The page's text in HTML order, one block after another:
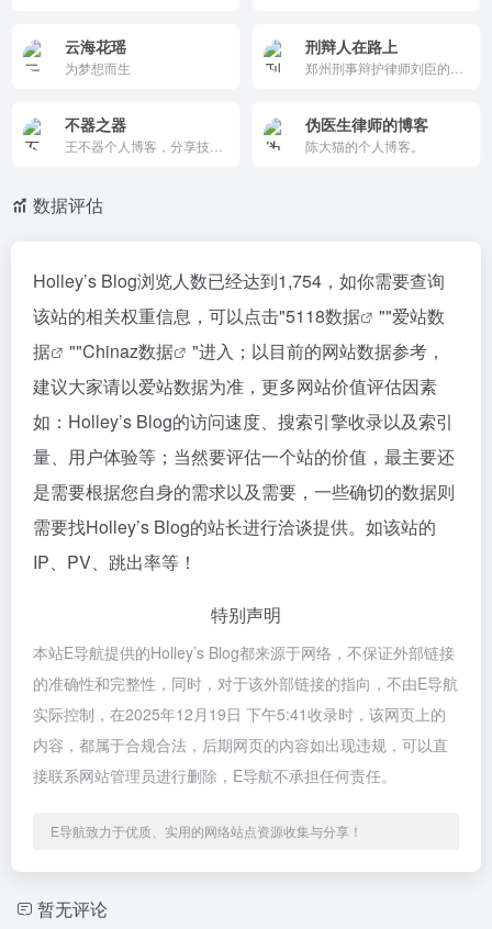
云海花瑶
为梦想而生
刑辩人在路上
不器之器 伪医生律师的博客
陈大猫的个人博客。
数据评估
Holley’s Blog浏览人数已经达到1,754，如你需要查询
该站的相关权重信息，可以点击"5118数据 ""爱站数
据
""Chinaz数据
"进入；以目前的网站数据参考，
建议大家请以爱站数据为准，更多网站价值评估因素
如：Holley’s Blog的访问速度、搜索引擎收录以及索引
量、用户体验等；当然要评估一个站的价值，最主要还
是需要根据您自身的需求以及需要，一些确切的数据则
需要找Holley’s Blog的站长进行洽谈提供。如该站的
IP、PV、跳出率等！
特别声明
本站E导航提供的Holley’s Blog都来源于网络，不保证外部链接
的准确性和完整性，同时，对于该外部链接的指向，不由E导航
实际控制，在2025年12月19日 下午5:41收录时，该网页上的
内容，都属于合规合法，后期网页的内容如出现违规，可以直
接联系网站管理员进行删除，E导航不承担任何责任。
E导航致力于优质、实用的网络站点资源收集与分享！
暂无评论